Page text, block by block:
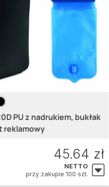
PU z nadrukiem, bukłak
reklamowy
45.64 zł
NETTO
przy zakupie 100 szt.